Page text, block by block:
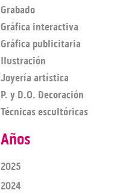
Grabado
Gráfica interactiva
Gráfica publicitaria
Ilustración
Joyería artística
P. y D.O. Decoración
Técnicas escultóricas
Años
2025
2024